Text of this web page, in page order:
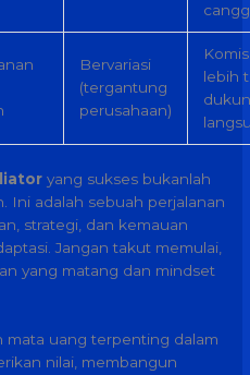
Bervariasi
(tergantung
perusahaan)
lebih
yang sukses bukanlah
Ini adalah sebuah perjalanan
strategi, dan kemauan
Jangan takut memulai,
yang matang dan mindset
mata uang terpenting dalam
nilai, membangun